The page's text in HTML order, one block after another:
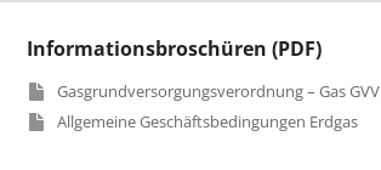
Informationsbroschüren (PDF)
Gasgrundversorgungsverordnung – Gas GVV
Allgemeine Geschäftsbedingungen Erdgas